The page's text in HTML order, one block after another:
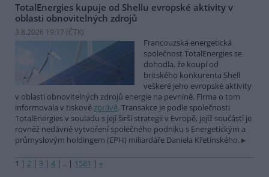
TotalEnergies kupuje od Shellu evropské aktivity v
oblasti obnovitelných zdrojů
3.8.2026 19:17 (ČTK)
Francouzská energetická
společnost TotalEnergies se
dohodla, že koupí od
britského konkurenta Shell
veškeré jeho evropské aktivity
v oblasti obnovitelných zdrojů energie na pevnině. Firma o tom
informovala v tiskovézprávě. Transakce je podle společnosti
TotalEnergies v souladu s její širší strategií v Evropě, jejíž součástí je
rovněž nedávné vytvoření společného podniku s Energetickým a
průmyslovým holdingem (EPH) miliardáře Daniela Křetínského.
1 | 2 | 3 | 4 | .. | 1581 | »